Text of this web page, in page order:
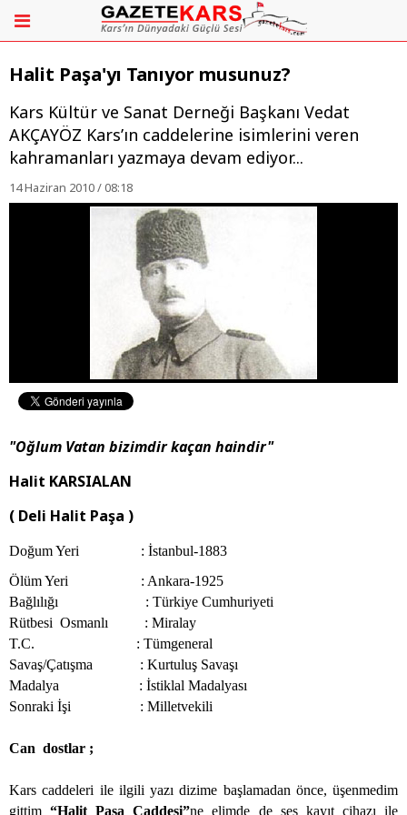
Halit Paşa'yı Tanıyor musunuz?
Kars Kültür ve Sanat Derneği Başkanı Vedat
AKÇAYÖZ Kars’ın caddelerine isimlerini veren
kahramanları yazmaya devam ediyor...
14 Haziran 2010 / 08:18
"Oğlum Vatan bizimdir kaçan haindir"
Halit KARSIALAN
( Deli Halit Paşa )
Doğum Yeri
: İstanbul-1883
Ölüm Yeri
: Ankara-1925
Bağlılığı
: Türkiye Cumhuriyeti
Rütbesi Osmanlı
: Miralay
T.C.
: Tümgeneral
Savaş/Çatışma
: Kurtuluş Savaşı
Madalya
: İstiklal Madalyası
Sonraki İşi
: Milletvekili
Can dostlar ;
Kars caddeleri ile ilgili yazı dizime başlamadan önce, üşenmedim
gittim“Halit Paşa Caddesi”ne elimde de ses kayıt cihazı ile